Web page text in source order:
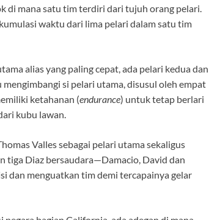
di mana satu tim terdiri dari tujuh orang pelari.
waktu dari lima pelari dalam satu tim
alias yang paling cepat, ada pelari kedua dan
si pelari utama, disusul oleh empat
ketahanan (endurance) untuk tetap berlari
kubu lawan.
Valles sebagai pelari utama sekaligus
tiga Diaz bersaudara—Damacio, David dan
dan menguatkan tim demi tercapainya gelar